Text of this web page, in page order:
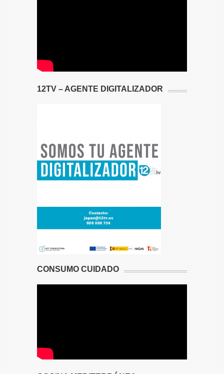
12TV – AGENTE DIGITALIZADOR
CONSUMO CUIDADO